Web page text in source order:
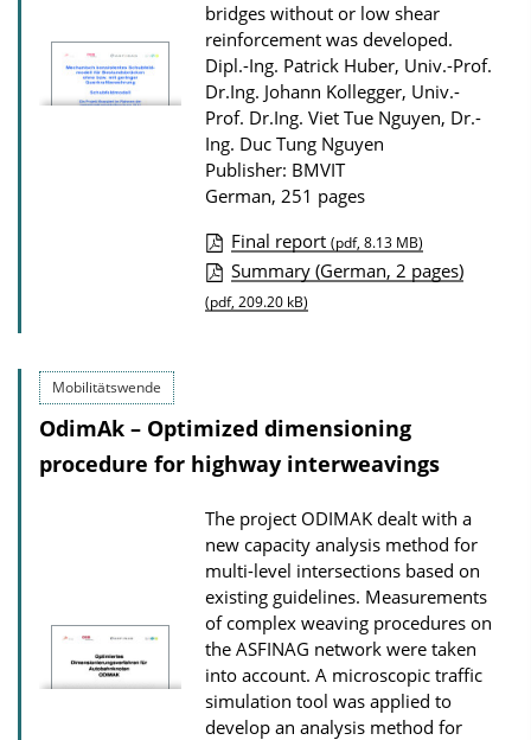
w
n
l
o
a
d
bridges without or low shear
reinforcement was developed.
Dipl.-Ing. Patrick Huber, Univ.-Prof.
Dr.Ing. Johann Kollegger, Univ.-
Prof. Dr.Ing. Viet Tue Nguyen, Dr.-
Ing. Duc Tung Nguyen
Publisher: BMVIT
German, 251 pages
P
u
c
a
i
o
n
D
o
w
n
Final report (pdf, 8.13 MB)
Summary (German, 2 pages)
(pdf, 209.20 kB)
Mobilitätswende
OdimAk – Optimized dimensioning
procedure for highway interweavings
The project ODIMAK dealt with a
new capacity analysis method for
multi-level intersections based on
existing guidelines. Measurements
of complex weaving procedures on
the ASFINAG network were taken
into account. A microscopic traffic
simulation tool was applied to
develop an analysis method for